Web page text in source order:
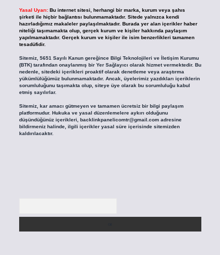
Yasal Uyarı: Bu internet sitesi, herhangi bir marka, kurum veya şahıs
şirketi ile hiçbir bağlantısı bulunmamaktadır. Sitede yalnızca kendi
hazırladığımız makaleler paylaşılmaktadır. Burada yer alan içerikler haber
niteliği taşımamakta olup, gerçek kurum ve kişiler hakkında paylaşım
yapılmamaktadır. Gerçek kurum ve kişiler ile isim benzerlikleri tamamen
tesadüfidir.
Sitemiz, 5651 Sayılı Kanun gereğince Bilgi Teknolojileri ve İletişim Kurumu
(BTK) tarafından onaylanmış bir Yer Sağlayıcı olarak hizmet vermektedir. Bu
nedenle, sitedeki içerikleri proaktif olarak denetleme veya araştırma
yükümlülüğümüz bulunmamaktadır. Ancak, üyelerimiz yazdıkları içeriklerin
sorumluluğunu taşımakta olup, siteye üye olarak bu sorumluluğu kabul
etmiş sayılırlar.
Sitemiz, kar amacı gütmeyen ve tamamen ücretsiz bir bilgi paylaşım
platformudur. Hukuka ve yasal düzenlemelere aykırı olduğunu
düşündüğünüz içerikleri, backlinkpanelicomtr@gmail.comadresine
bildirmeniz halinde, ilgili içerikler yasal süre içerisinde sitemizden
kaldırılacaktır.